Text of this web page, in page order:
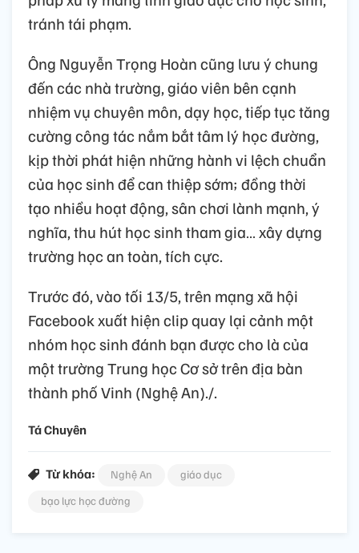
tránh tái phạm.
Ông Nguyễn Trọng Hoàn cũng lưu ý chung
đến các nhà trường, giáo viên bên cạnh
nhiệm vụ chuyên môn, dạy học, tiếp tục tăng
cường công tác nắm bắt tâm lý học đường,
kịp thời phát hiện những hành vi lệch chuẩn
của học sinh để can thiệp sớm; đồng thời
tạo nhiều hoạt động, sân chơi lành mạnh, ý
nghĩa, thu hút học sinh tham gia… xây dựng
trường học an toàn, tích cực.
Trước đó, vào tối 13/5, trên mạng xã hội
Facebook xuất hiện clip quay lại cảnh một
nhóm học sinh đánh bạn được cho là của
một trường Trung học Cơ sở trên địa bàn
thành phố Vinh (Nghệ An)./.
Tá Chuyên
Từ khóa: Nghệ An
giáo dục
bạo lực học đường